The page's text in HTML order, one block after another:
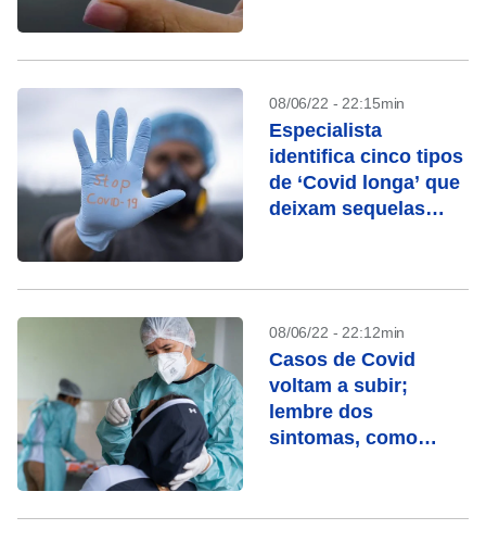
08/06/22 - 22:15min
Especialista
identifica cinco tipos
de ‘Covid longa’ que
deixam sequelas
08/06/22 - 22:12min
Casos de Covid
voltam a subir;
lembre dos
sintomas, como